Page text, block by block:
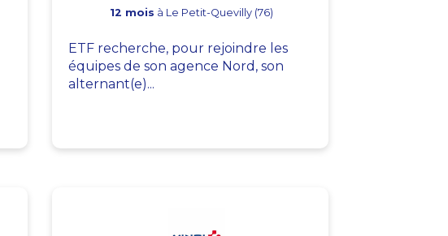
12 mois à Le Petit-Quevilly (76)
ETF recherche, pour rejoindre les
équipes de son agence Nord, son
alternant(e)...